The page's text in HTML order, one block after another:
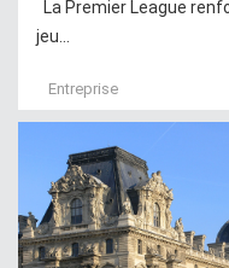
La Premier League
jeu...
Entreprise